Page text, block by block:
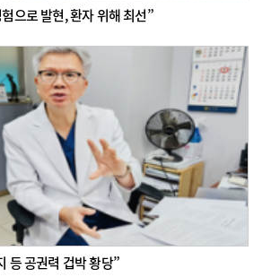
으로 발현, 환자 위해 최선”
등 공권력 겁박 황당”